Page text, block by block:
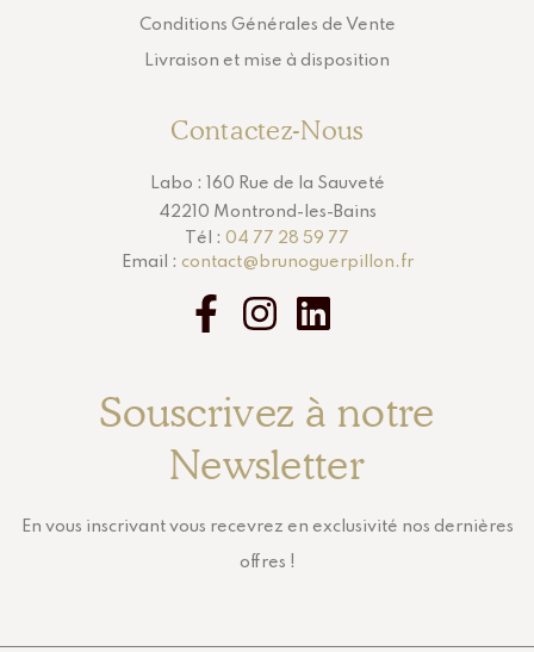
Conditions Générales de Vente
Livraison et mise à disposition
Contactez-Nous
Labo : 160 Rue de la Sauveté
42210 Montrond-les-Bains
Tél : 04 77 28 59 77
Email : contact@brunoguerpillon.fr
Souscrivez à notre
Newsletter
En vous inscrivant vous recevrez en exclusivité nos dernières
offres !